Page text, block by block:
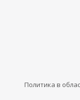
Политика в